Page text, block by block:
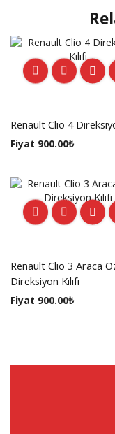
Renault Clio 4
Fiyat 900.00₺
Renault Clio 3 Araca
Direksiyon Kılıfı
Fiyat 900.00₺